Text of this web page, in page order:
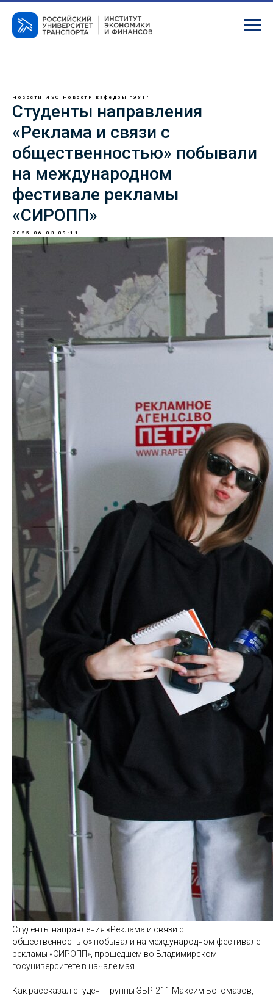
Новости ИЭФ Новости кафедры "ЭУТ"
Студенты направления
«Реклама и связи с
общественностью» побывали
на международном
фестивале рекламы
«СИРОПП»
2025-06-03 09:11
Студенты направления «Реклама и связи с
общественностью» побывали на международном фестивале
рекламы «СИРОПП», прошедшем во Владимирском
госуниверситете в начале мая.
Как рассказал студент группы ЭБР-211 Максим Богомазов,